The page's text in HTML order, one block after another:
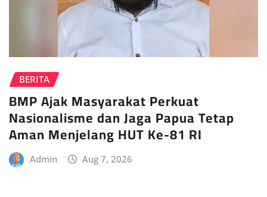
BERITA
BMP Ajak Masyarakat Perkuat
Nasionalisme dan Jaga Papua Tetap
Aman Menjelang HUT Ke-81 RI
Admin Aug 7, 2026